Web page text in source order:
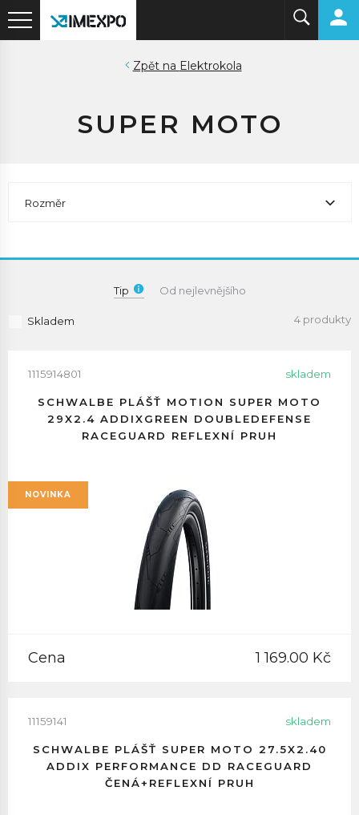
Elektrokola
SUPER MOTO
Rozměr
Tip Od nejlevnějšího
Skladem 4 produkty
1115914801 skladem
SCHWALBE PLÁŠŤ MOTION SUPER MOTO
29X2.4 ADDIXGREEN DOUBLEDEFENSE
RACEGUARD REFLEXNÍ PRUH
NOVINKA
Cena 1 169.00 Kč
11159141 skladem
SCHWALBE PLÁŠŤ SUPER MOTO 27.5X2.40
ADDIX PERFORMANCE DD RACEGUARD
ČENÁ+REFLEXNÍ PRUH